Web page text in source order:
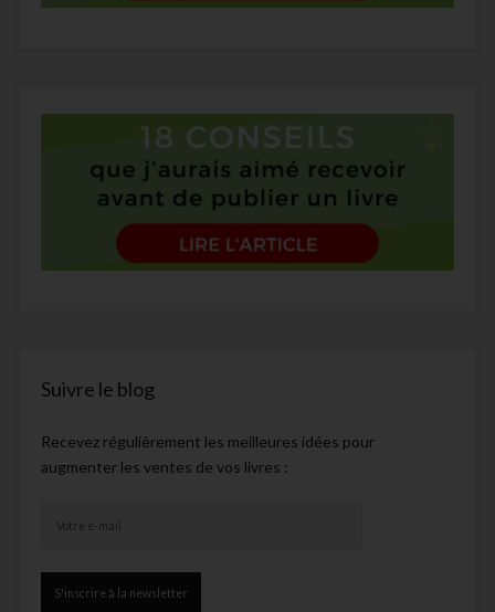
Suivre le blog
Recevez régulièrement les meilleures idées pour
augmenter les ventes de vos livres :